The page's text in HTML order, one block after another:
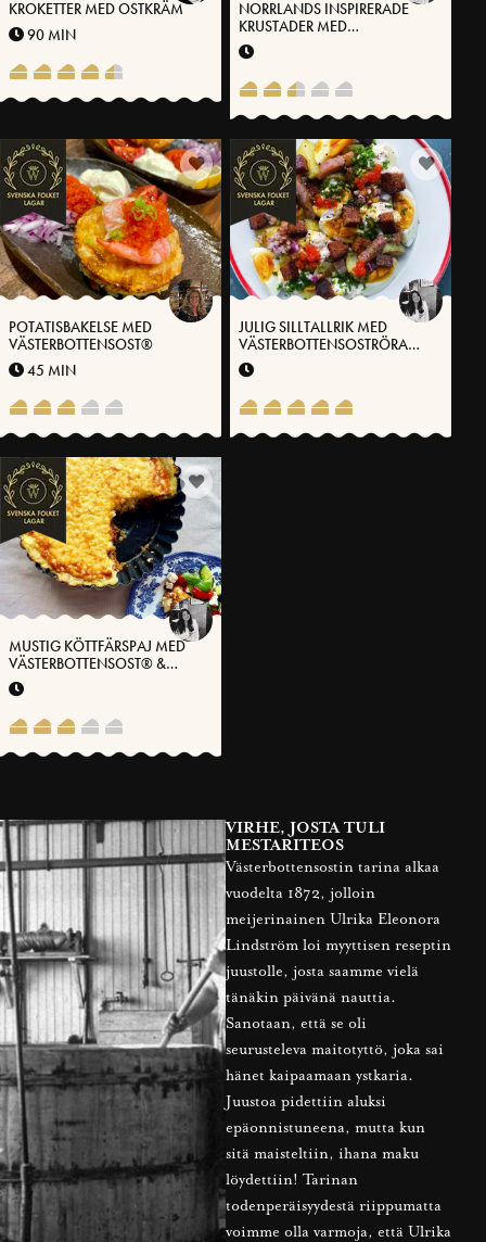
KROKETTER MED OSTKRÄM
90 MIN
NORRLANDS INSPIRERADE
KRUSTADER MED
VÄSTERBOTTENSOST®
POTATISBAKELSE MED
VÄSTERBOTTENSOST®
45 MIN
JULIG SILLTALLRIK MED
VÄSTERBOTTENSOSTRÖRA
OCH BRYNT SAFFRANSSMÖR
MUSTIG KÖTTFÄRSPAJ MED
VÄSTERBOTTENSOST® &
SMASHED POTATISBOTTEN
VIRHE, JOSTA TULI
MESTARITEOS
Västerbottensostin tarina alkaa
vuodelta 1872, jolloin
meijerinainen Ulrika Eleonora
Lindström loi myyttisen reseptin
juustolle, josta saamme vielä
tänäkin päivänä nauttia.
Sanotaan, että se oli
seurusteleva maitotyttö, joka sai
hänet kaipaamaan ystkaria.
Juustoa pidettiin aluksi
epäonnistuneena, mutta kun
sitä maisteltiin, ihana maku
löydettiin! Tarinan
todenperäisyydestä riippumatta
voimme olla varmoja, että Ulrika